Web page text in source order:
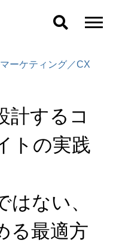
ーケティング／CX
計するコ
トの実践
はない、
る最適方